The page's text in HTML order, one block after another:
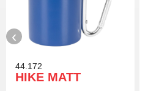
44.172
HIKE MATT
‹